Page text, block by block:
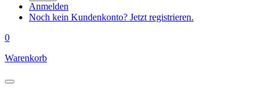
Anmelden
Noch kein Kundenkonto? Jetzt registrieren.
0
Warenkorb